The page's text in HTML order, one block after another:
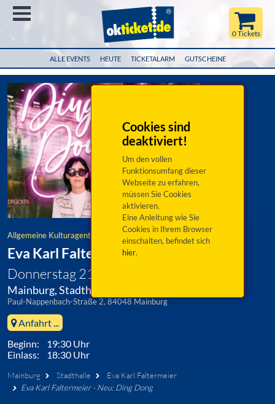
ALLE EVENTS HEUTE TICKETALARM GUTSCHEINE
0 Tickets
Cookies sind
deaktiviert!
Um den vollen
Funktionsumfang dieser
Webseite zu erfahren,
müssen Sie Cookies
aktivieren.
Eine Anleitung wie Sie
Cookies in Ihrem Browser
einschalten, befindet sich
hier.
Allgemeine Kulturagentur
Eva Karl Faltermeier - Neu: Ding Dong
Donnerstag 21. Januar 2027
Mainburg, Stadthalle
Paul-Nappenbach-Straße 2, 84048 Mainburg
Anfahrt ...
Beginn: 19:30 Uhr
Einlass: 18:30 Uhr
Mainburg Stadthalle
Eva Karl Faltermeier
Eva Karl Faltermeier - Neu: Ding Dong